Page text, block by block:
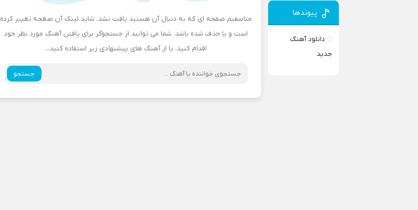
متاسفیم صفحه ای که به دنبال آن هستید یافت نشد، شاید لینک آن صغحه تغییر کرده
است و یا حذف شده باشد. شما می توانید از جستجوگر برای یافتن آهنگ مورد نظر خود
اقدام کنید، یا از آهنگ های پیشنهادی زیر استفاده کنید...
جستجو
پیوندها
دانلود آهنگ
جدید